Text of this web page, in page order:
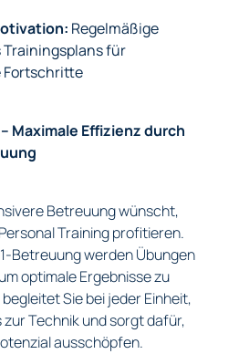
Regelmäßige
Trainingsplans für
Maximale Effizienz durch
Betreuung wünscht,
Training profitieren.
Betreuung werden Übungen
optimale Ergebnisse zu
Sie bei jeder Einheit,
Technik und sorgt dafür,
ausschöpfen.